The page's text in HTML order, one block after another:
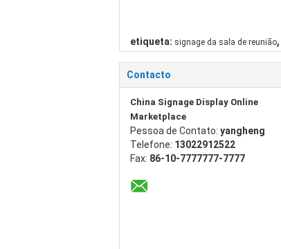
etiqueta: signage da sala de reunião,
Contacto
China Signage Display Online
Marketplace
Pessoa de Contato: yangheng
Telefone: 13022912522
Fax: 86-10-7777777-7777